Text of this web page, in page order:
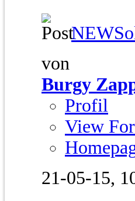
von
Burgy
Profil
View
21-05-15,